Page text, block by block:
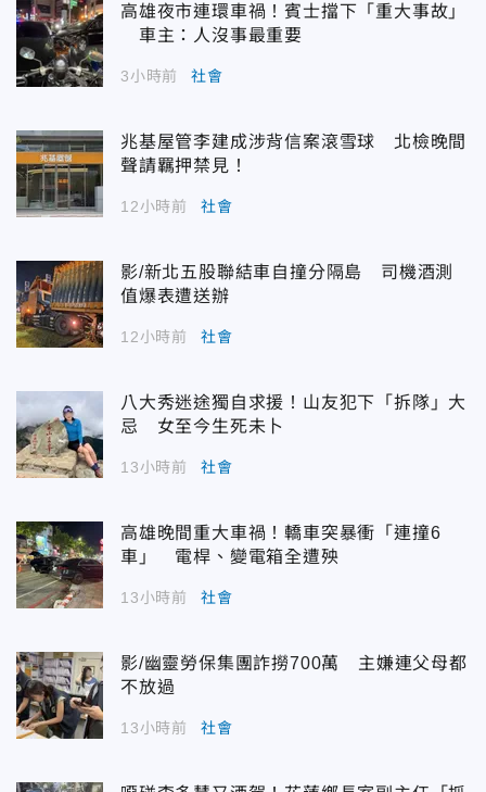
高雄夜市連環車禍！賓士擋下「重大事故」
車主：人沒事最重要
3小時前 社會
兆基屋管李建成涉背信案滾雪球 北檢晚間
聲請羈押禁見！
12小時前 社會
影/新北五股聯結車自撞分隔島 司機酒測
值爆表遭送辦
12小時前 社會
八大秀迷途獨自求援！山友犯下「拆隊」大
忌 女至今生死未卜
13小時前 社會
高雄晚間重大車禍！轎車突暴衝「連撞6
車」 電桿、變電箱全遭殃
13小時前 社會
影/幽靈勞保集團詐撈700萬 主嫌連父母都
不放過
13小時前 社會